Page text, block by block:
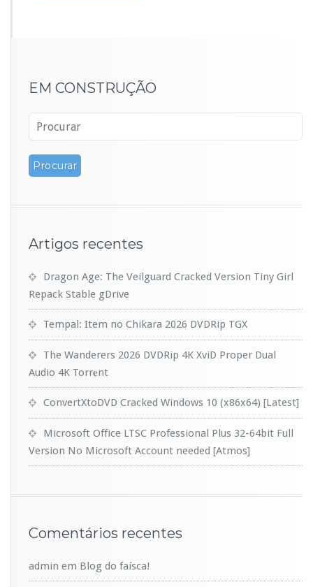
EM CONSTRUÇÃO
Artigos recentes
Dragon Age: The Veilguard Cracked Version Tiny Girl
Repack Stable gDrive
Tempal: Item no Chikara 2026 DVDRip TGX
The Wanderers 2026 DVDRip 4K XviD Proper Dual
Audio 4K Torr𝐞nt
ConvertXtoDVD Cracked Windows 10 (x86x64) [Latest]
Microsoft Office LTSC Professional Plus 32-64bit Full
Version No Microsoft Account needed [Atmos]
Comentários recentes
admin em Blog do faísca!